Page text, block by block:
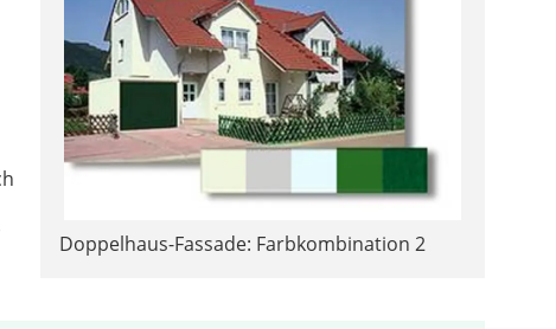
Doppelhaus-Fassade: Farbkombination 2